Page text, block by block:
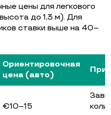
цены для легкового
до 1,3 м). Для
ставки выше на 40–
Ориентировочная
цена (авто)
€10–15